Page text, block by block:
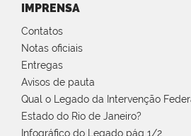
IMPRENSA
Contatos
Notas oficiais
Entregas
Avisos de pauta
Qual o Legado da Intervenção
Estado do Rio de Janeiro?
Infográfico do Legado pág 1/2